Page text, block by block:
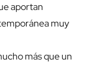
aportan
muy
más que un